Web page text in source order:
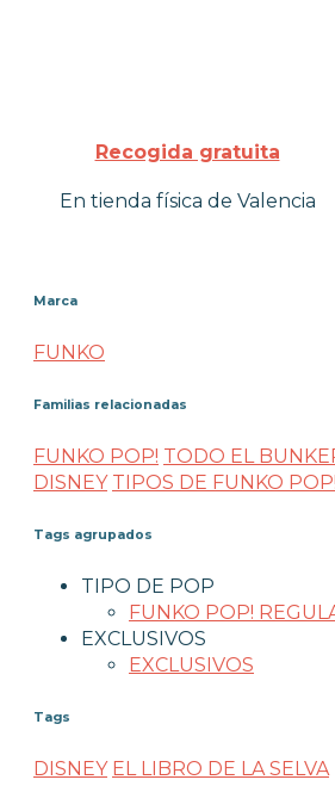
Recogida gratuita
En tienda física de Valencia
Marca
FUNKO
Familias relacionadas
FUNKO POP! TODO EL
DISNEY TIPOS DE FUNKO POP!
Tags agrupados
TIPO DE POP
FUNKO POP!
EXCLUSIVOS
EXCLUSIVOS
Tags
DISNEY EL LIBRO DE LA SELVA